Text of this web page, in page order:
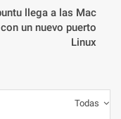
llega a las Mac
un nuevo puerto
Linux
Todas